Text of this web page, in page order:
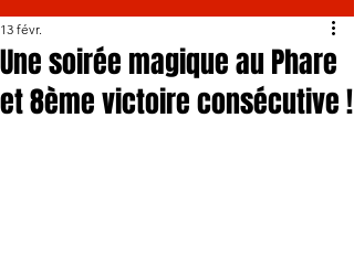
Une soirée magique au Phare
et 8ème victoire consécutive !
13 févr.